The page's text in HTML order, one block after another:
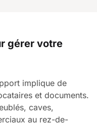
gérer votre
implique de
et documents.
caves,
au rez-de-